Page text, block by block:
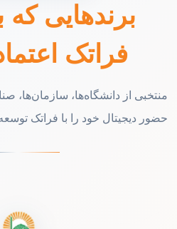
برندهایی
فراتک
منتخبی از دانشگاه‌ها، سازمان‌ها،
حضور دیجیتال خود را با فراتک توسعه